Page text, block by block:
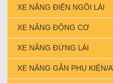
XE NÂNG ĐIỆN NGỒI LÁI
XE NÂNG ĐỘNG CƠ
XE NÂNG ĐỨNG LÁI
XE NÂNG GẮN PHỤ KIỆN/